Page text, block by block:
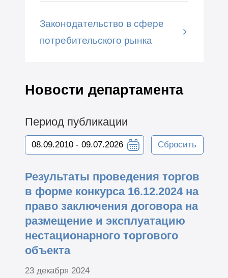
Законодательство в сфере
потребительского рынка
Новости департамента
Период публикации
Сбросить
Результаты проведения торгов
в форме конкурса 16.12.2024 на
право заключения договора на
размещение и эксплуатацию
нестационарного торгового
объекта
23 декабря 2024